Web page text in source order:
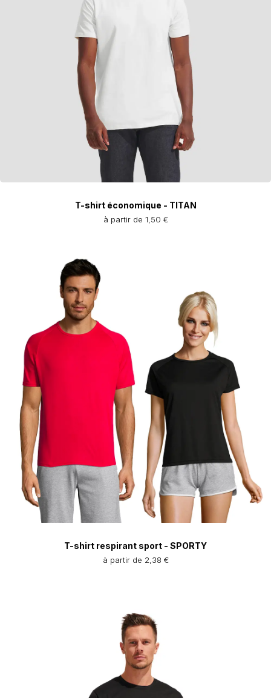
T-shirt économique - TITAN
à partir de 1,50 €
T-shirt respirant sport - SPORTY
à partir de 2,38 €